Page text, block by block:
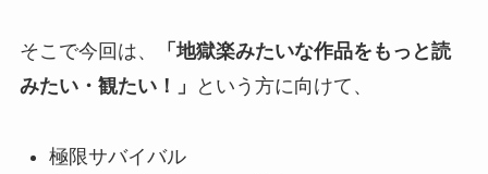
そこで今回は、
「地獄楽みたいな作品をもっと読
みたい・観たい！」
という方に向けて、
極限サバイバル